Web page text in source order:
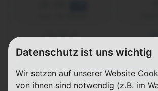
19,99 €
einmalig
Abgelaufen
Datenschutz ist uns wichtig
Wir setzen auf unserer Website
von ihnen sind notwendig (z.B. im